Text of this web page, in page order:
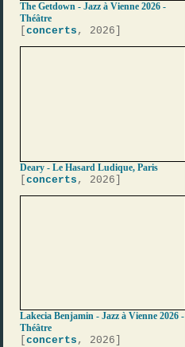
The Getdown - Jazz à Vienne 2026 -
Théâtre
[concerts , 2026]
Deary - Le Hasard Ludique, Paris
[concerts , 2026]
Lakecia Benjamin - Jazz à Vienne 2026 -
Théâtre
[concerts , 2026]